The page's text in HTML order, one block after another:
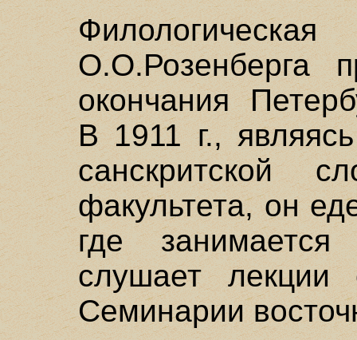
О.О.Розенберга
окончания
В 1911 г.,
санскритской
факультета, он
где
слушает
Семинарии